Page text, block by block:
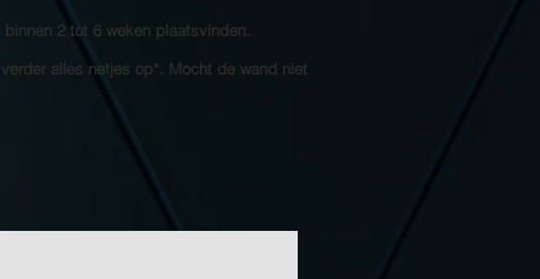
2 tot 6 weken plaatsvinden.
alles netjes op*. Mocht de wand niet